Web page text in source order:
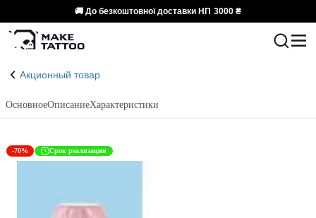
🚚 До безкоштовної доставки НП 3000 ₴
Акционный товар
ОсновноеОписаниеХарактеристики
-70% Срок реализации